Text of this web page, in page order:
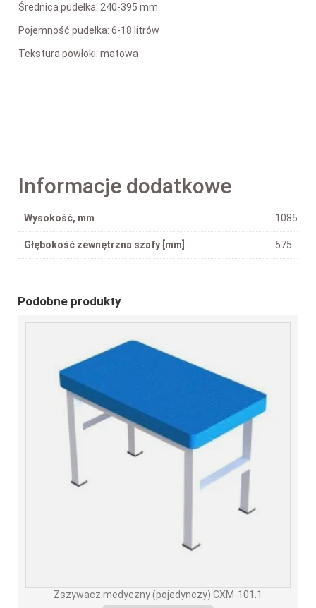
Średnica pudełka: 240-395 mm
Pojemność pudełka: 6-18 litrów
Tekstura powłoki: matowa
Informacje dodatkowe
Wysokość, mm 1085
Głębokość zewnętrzna szafy [mm] 575
Podobne produkty
Zszywacz medyczny (pojedynczy) CXM-101.1